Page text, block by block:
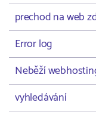
prechod na web
Error log
Neběží
vyhledávání